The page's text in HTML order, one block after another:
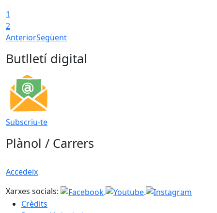
1
2
AnteriorSegüent
Butlletí digital
Subscriu-te
Plànol / Carrers
Accedeix
Xarxes socials:
Crèdits